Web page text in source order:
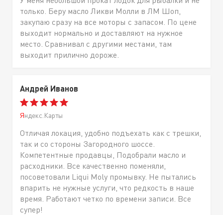
только. Беру масло Ликви Молли в ЛМ Шоп,
закупаю сразу на все моторы с запасом. По цене
выходит нормально и доставляют на нужное
место. Сравнивал с другими местами, там
выходит прилично дороже.
Андрей Иванов
Яндекс.Карты
Отличая локация, удобно подъехать как с трешки,
так и со стороны Загородного шоссе.
Компетентные продавцы, Подобрали масло и
расходники. Все качественно поменяли,
посоветовали Liqui Moly промывку. Не пытались
впарить не нужные услуги, что редкость в наше
время. Работают четко по времени записи. Все
супер!